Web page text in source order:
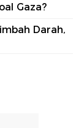
Gaza?
Darah,